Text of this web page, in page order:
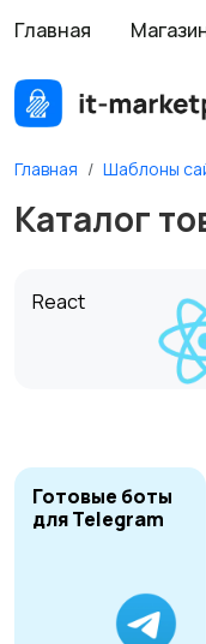
Главная
Главная Шаблоны
Каталог
React
Готовые боты
для Telegram